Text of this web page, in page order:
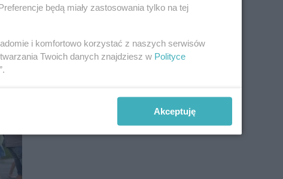
będą miały zastosowania tylko na tej
i komfortowo korzystać z naszych serwisów
Twoich danych znajdziesz w Polityce
Akceptuję